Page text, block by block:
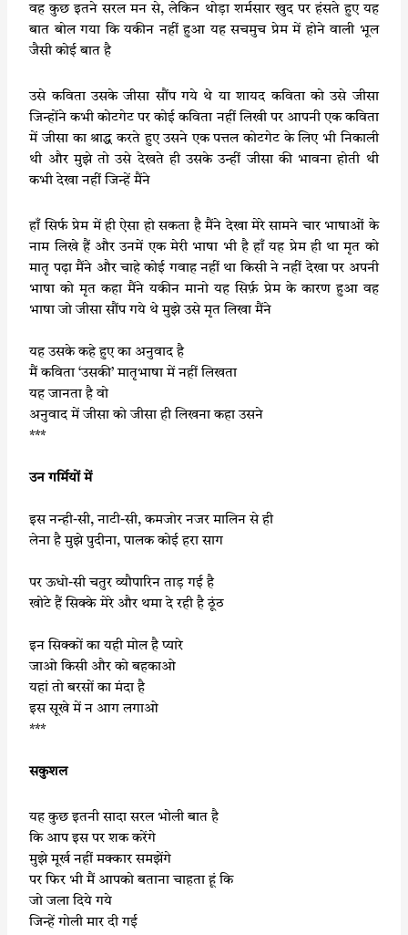
वह कुछ इतने सरल मन से, लेकिन थोड़ा शर्मसार खुद पर हंसते हुए यह
बात बोल गया कि यकीन नहीं हुआ यह सचमुच प्रेम में होने वाली भूल
जैसी कोई बात है
उसे कविता उसके जीसा सौंप गये थे या शायद कविता को उसे जीसा
जिन्होंने कभी कोटगेट पर कोई कविता नहीं लिखी पर आपनी एक कविता
में जीसा का श्राद्ध करते हुए उसने एक पत्तल कोटगेट के लिए भी निकाली
थी और मुझे तो उसे देखते ही उसके उन्हीं जीसा की भावना होती थी
कभी देखा नहीं जिन्हें मैंने
हाँ सिर्फ प्रेम में ही ऐसा हो सकता है मैंने देखा मेरे सामने चार भाषाओं के
नाम लिखे हैं और उनमें एक मेरी भाषा भी है हाँ यह प्रेम ही था मृत को
मातृ पढ़ा मैंने और चाहे कोई गवाह नहीं था किसी ने नहीं देखा पर अपनी
भाषा को मृत कहा मैंने यकीन मानो यह सिर्फ़ प्रेम के कारण हुआ वह
भाषा जो जीसा सौंप गये थे मुझे उसे मृत लिखा मैंने
यह उसके कहे हुए का अनुवाद है
मैं कविता ‘उसकी’ मातृभाषा में नहीं लिखता
यह जानता है वो
अनुवाद में जीसा को जीसा ही लिखना कहा उसने
***
उन गर्मियों में
इस नन्ही-सी, नाटी-सी, कमजोर नजर मालिन से ही
लेना है मुझे पुदीना, पालक कोई हरा साग
पर ऊधो-सी चतुर व्यौपारिन ताड़ गई है
खोटे हैं सिक्के मेरे और थमा दे रही है ठूंठ
इन सिक्कों का यही मोल है प्यारे
जाओ किसी और को बहकाओ
यहां तो बरसों का मंदा है
इस सूखे में न आग लगाओ
***
सकुशल
यह कुछ इतनी सादा सरल भोली बात है
कि आप इस पर शक करेंगे
मुझे मूर्ख नहीं मक्कार समझेंगे
पर फिर भी मैं आपको बताना चाहता हूं कि
जो जला दिये गये
जिन्हें गोली मार दी गई